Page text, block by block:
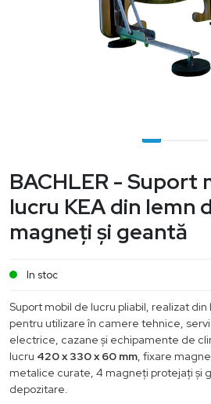
BACHLER - Suport
lucru KEA din lemn
magneți și geantă
In stoc
Suport mobil de lucru pliabil, realizat
pentru utilizare în camere tehnice,
electrice, cazane și echipamente de
lucru 420 x 330 x 60 mm, fixare
metalice curate, 4 magneți protejați și
depozitare.